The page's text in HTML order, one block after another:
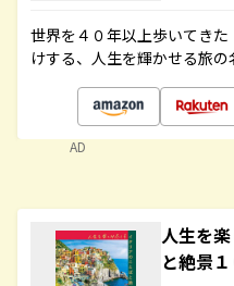
世界を４０年以上歩いてき
けする、人生を輝かせる旅
AD
人生を
と絶景